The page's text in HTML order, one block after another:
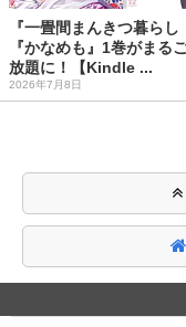
『一畳間まんきつ暮らし
『かなめも』1巻がまる
放題に！【Kindle ...
2026年7月8日